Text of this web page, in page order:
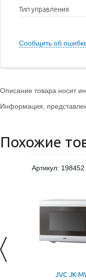
Тип управления
Сообщить об
Описание товара носит
Информация,
Похожие
Артикул: 198452
JVC JK-